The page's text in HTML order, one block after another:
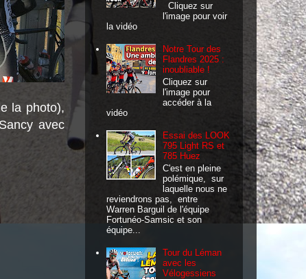
la photo),
avec
Cliquez sur
l'image pour voir
la vidéo
Notre Tour des
Flandres 2025 :
inoubliable !
Cliquez sur
l'image pour
accéder à la
vidéo
Essai des LOOK
795 Light RS et
785 Huez
C'est en pleine
polémique, sur
laquelle nous ne
reviendrons pas, entre
Warren Barguil de l'équipe
Fortunéo-Samsic et son
équipe...
Tour du Léman
avec les
Vélogessiens